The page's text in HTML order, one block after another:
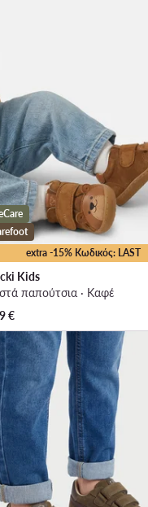
extra -15% Κωδικός: LAST
Kids
παπούτσια · Καφέ
€